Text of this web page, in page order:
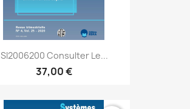
SI2006200 Consulter Le...
37,00 €